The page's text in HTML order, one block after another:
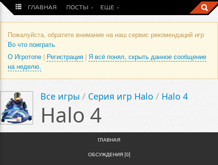
ГЛАВНАЯ ПОСТЫ ЕЩЕ
Пожалуйста, обратите внимание на наш сервис рекомендаций игр
Во что поиграть.
О Игротопе | Регистрация | Я всё понял, скрыть данное сообщение
на неделю.
Все игры / Серия игр Halo / Halo 4
Halo 4
ГЛАВНАЯ
ОБСУЖДЕНИЯ [0]